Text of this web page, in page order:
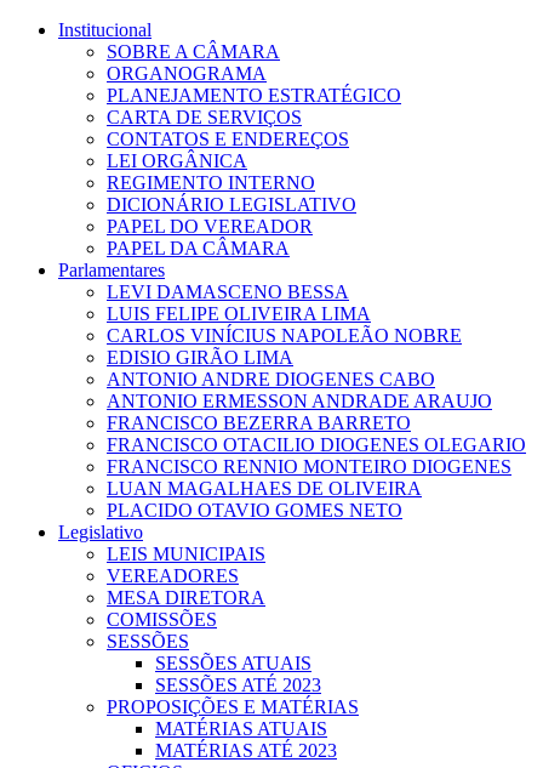
Institucional
SOBRE A CÂMARA
ORGANOGRAMA
PLANEJAMENTO ESTRATÉGICO
CARTA DE SERVIÇOS
CONTATOS E ENDEREÇOS
LEI ORGÂNICA
REGIMENTO INTERNO
DICIONÁRIO LEGISLATIVO
PAPEL DO VEREADOR
PAPEL DA CÂMARA
Parlamentares
LEVI DAMASCENO BESSA
LUIS FELIPE OLIVEIRA LIMA
CARLOS VINÍCIUS NAPOLEÃO NOBRE
EDISIO GIRÃO LIMA
ANTONIO ANDRE DIOGENES CABO
ANTONIO ERMESSON ANDRADE ARAUJO
FRANCISCO BEZERRA BARRETO
FRANCISCO OTACILIO DIOGENES OLEGARIO
FRANCISCO RENNIO MONTEIRO DIOGENES
LUAN MAGALHAES DE OLIVEIRA
PLACIDO OTAVIO GOMES NETO
Legislativo
LEIS MUNICIPAIS
VEREADORES
MESA DIRETORA
COMISSÕES
SESSÕES
SESSÕES ATUAIS
SESSÕES ATÉ 2023
PROPOSIÇÕES E MATÉRIAS
MATÉRIAS ATUAIS
MATÉRIAS ATÉ 2023